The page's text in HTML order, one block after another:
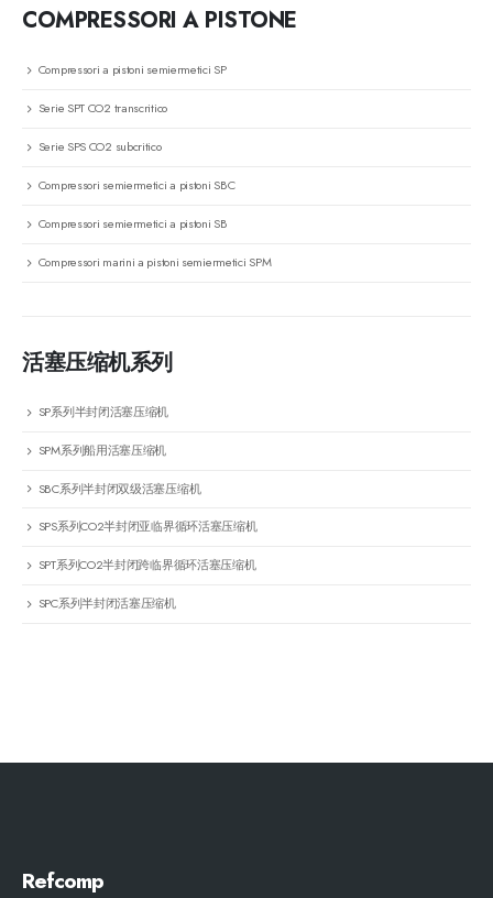
COMPRESSORI A PISTONE
Compressori a pistoni semiermetici SP
Serie SPT CO2 transcritico
Serie SPS CO2 subcritico
Compressori semiermetici a pistoni SBC
Compressori semiermetici a pistoni SB
Compressori marini a pistoni semiermetici SPM
活塞压缩机系列
SP系列半封闭活塞压缩机
SPM系列船用活塞压缩机
SBC系列半封闭双级活塞压缩机
SPS系列CO2半封闭亚临界循环活塞压缩机
SPT系列CO2半封闭跨临界循环活塞压缩机
SPC系列半封闭活塞压缩机
Refcomp